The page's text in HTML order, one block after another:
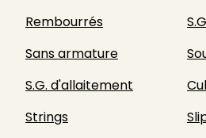
Rembourrés
Sans armature
S.G. d'allaitement
Strings